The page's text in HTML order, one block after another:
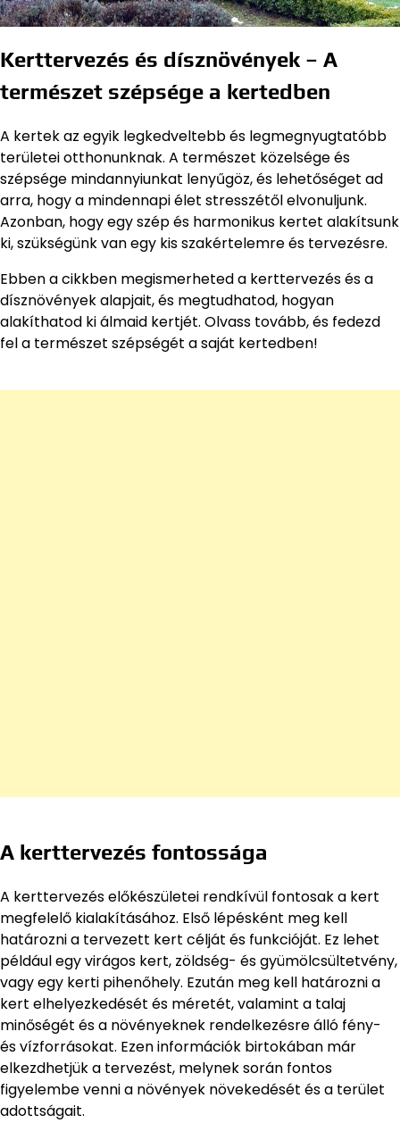
Kerttervezés és dísznövények – A
természet szépsége a kertedben
A kertek az egyik legkedveltebb és legmegnyugtatóbb
területei otthonunknak. A természet közelsége és
szépsége mindannyiunkat lenyűgöz, és lehetőséget ad
arra, hogy a mindennapi élet stresszétől elvonuljunk.
Azonban, hogy egy szép és harmonikus kertet alakítsunk
ki, szükségünk van egy kis szakértelemre és tervezésre.
Ebben a cikkben megismerheted a kerttervezés és a
dísznövények alapjait, és megtudhatod, hogyan
alakíthatod ki álmaid kertjét. Olvass tovább, és fedezd
fel a természet szépségét a saját kertedben!
A kerttervezés fontossága
A kerttervezés előkészületei rendkívül fontosak a kert
megfelelő kialakításához. Első lépésként meg kell
határozni a tervezett kert célját és funkcióját. Ez lehet
például egy virágos kert, zöldség- és gyümölcsültetvény,
vagy egy kerti pihenőhely. Ezután meg kell határozni a
kert elhelyezkedését és méretét, valamint a talaj
minőségét és a növényeknek rendelkezésre álló fény-
és vízforrásokat. Ezen információk birtokában már
elkezdhetjük a tervezést, melynek során fontos
figyelembe venni a növények növekedését és a terület
adottságait.